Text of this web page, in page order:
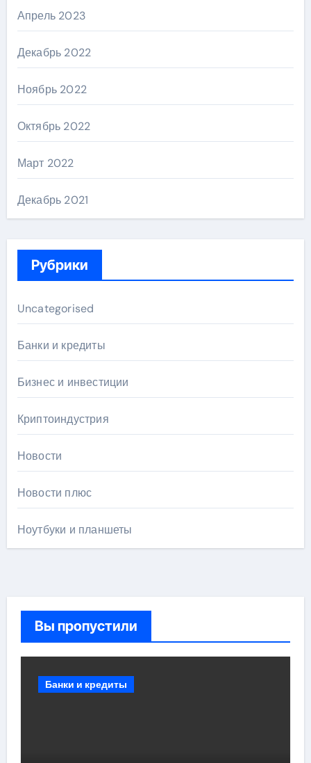
Апрель 2023
Декабрь 2022
Ноябрь 2022
Октябрь 2022
Март 2022
Декабрь 2021
Рубрики
Uncategorised
Банки и кредиты
Бизнес и инвестиции
Криптоиндустрия
Новости
Новости плюс
Ноутбуки и планшеты
Вы пропустили
Банки и кредиты